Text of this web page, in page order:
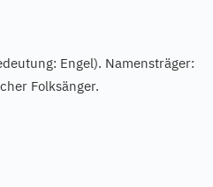
Engel). Namensträger:
Folksänger.